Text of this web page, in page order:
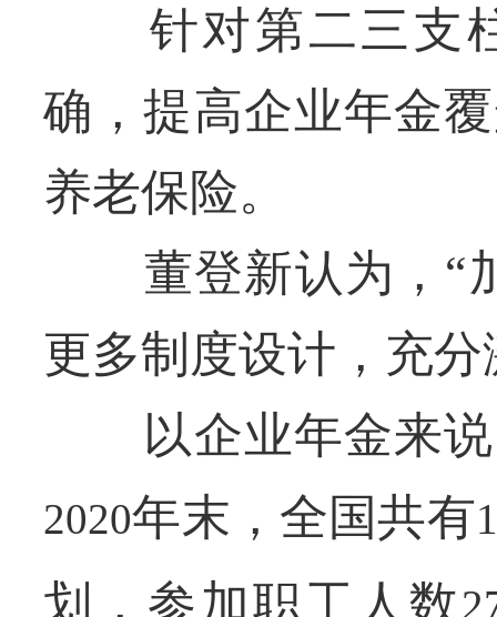
针对第二三支柱
确，提高企业年金
养老保险。
董登新认为，“
更多制度设计，充
以企业年金来说
2020年末，全国共有
划，参加职工人数